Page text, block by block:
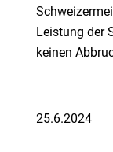
Leistung der
keinen
25.6.2024